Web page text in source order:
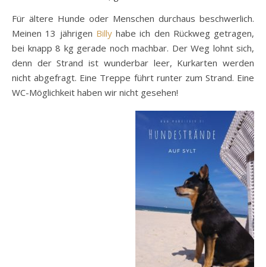
Für ältere Hunde oder Menschen durchaus beschwerlich.
Meinen 13 jährigen Billyhabe ich den Rückweg getragen,
bei knapp 8 kg gerade noch machbar. Der Weg lohnt sich,
denn der Strand ist wunderbar leer, Kurkarten werden
nicht abgefragt. Eine Treppe führt runter zum Strand. Eine
WC-Möglichkeit haben wir nicht gesehen!